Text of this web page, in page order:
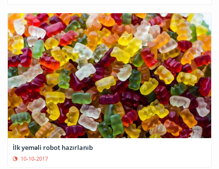
İlk yeməli robot hazırlanıb
10-10-2017